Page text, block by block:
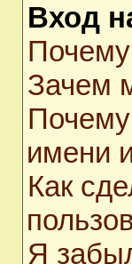
Вход
Зачем
имени
Как
Я